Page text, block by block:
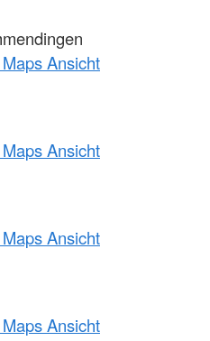
Ansicht
Ansicht
Ansicht
Ansicht